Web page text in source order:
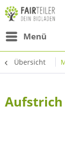
Menü
Übersicht
Aufstrich